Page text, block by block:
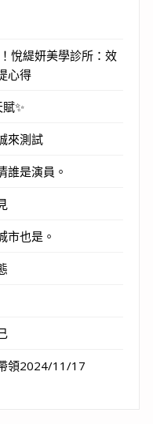
悅緹妍美學診所：效
心得
✨
來測試
誰是演員。
市也是。
領2024/11/17